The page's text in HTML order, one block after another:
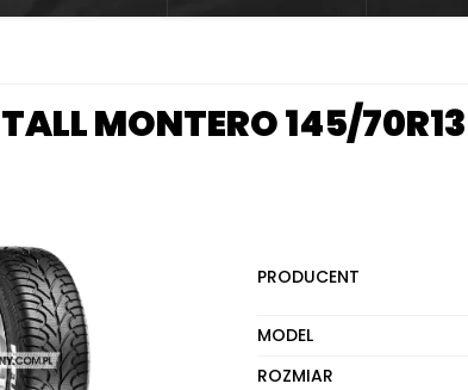
MONTERO 145/70R13
PRODUCENT
MODEL
ROZMIAR